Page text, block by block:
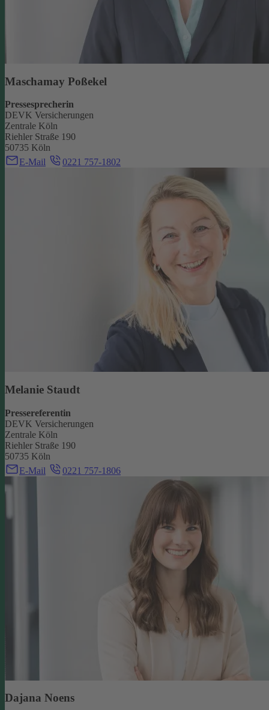
Maschamay Poßekel
Pressesprecherin
DEVK Versicherungen
Zentrale Köln
Riehler Straße 190
50735 Köln
E-Mail
0221 757-1802
Melanie Staudt
Pressereferentin
DEVK Versicherungen
Zentrale Köln
Riehler Straße 190
50735 Köln
E-Mail
0221 757-1806
Dajana Noens